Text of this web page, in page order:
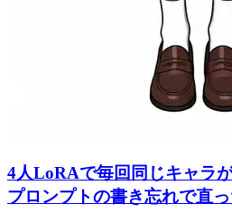
4人LoRAで毎回同じキャラ
プロンプトの書き忘れで直